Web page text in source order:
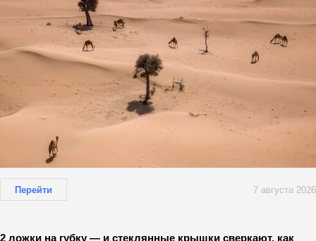
Перейти 7 августа 2026
2 ложки на губку — и стеклянные крышки сверкают, как